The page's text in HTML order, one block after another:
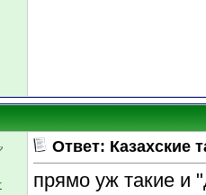
Ответ: Казахские
прямо уж такие и